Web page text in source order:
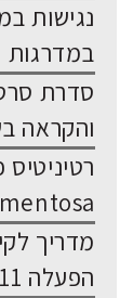
נגישות
במדרגות
סדרת
והקראה
מדריך
הפעלה Windows 10/11